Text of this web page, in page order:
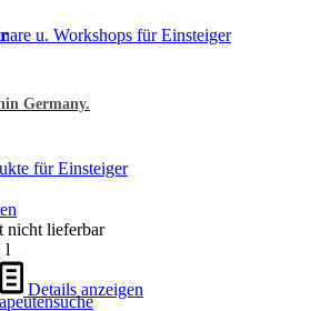
u. Workshops für Einsteiger
für Einsteiger
Germany.
nicht lieferbar
l
Details anzeigen